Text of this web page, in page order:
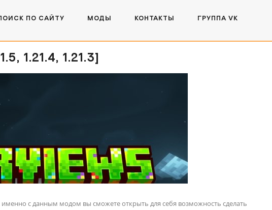
ПО САЙТУ МОДЫ КОНТАКТЫ ГРУППА VK
1.21.4, 1.21.3]
именно с данным модом вы сможете открыть для себя возможность сделать